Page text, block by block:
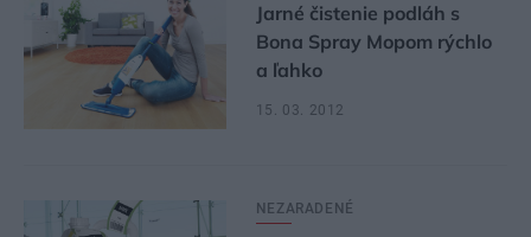
Jarné čistenie podláh s
Bona Spray Mopom rýchlo
a ľahko
15. 03. 2012
NEZARADENÉ